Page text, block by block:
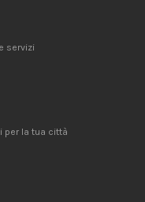
servizi
per la tua città